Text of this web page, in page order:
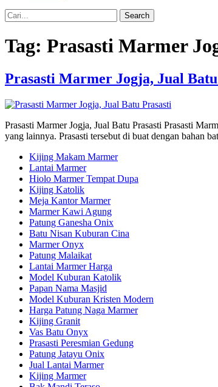
Search
Tag: Prasasti Marmer
Prasasti Marmer Jogja, Jual
Prasasti Marmer Jogja, Jual Batu Prasasti Prasasti
yang lainnya. Prasasti tersebut di buat dengan bahan
Kijing Makam Marmer
Lantai Marmer
Hiolo Marmer Tempat Dupa
Kijing Katolik
Meja Kantor Marmer
Marmer Kawi Agung
Patung Ganesha Onix
Batu Nisan Kuburan Cina
Marmer Onyx
Patung Malaikat
Lantai Marmer Harga
Model Kuburan Katolik
Papan Nama Masjid
Model Kuburan Kristen Modern
Harga Patung Naga Marmer
Kijing Granit
Vas Batu Onyx
Prasasti Peresmian Gedung
Patung Jatayu Onix
Jual Lantai Marmer
Kijing Marmer